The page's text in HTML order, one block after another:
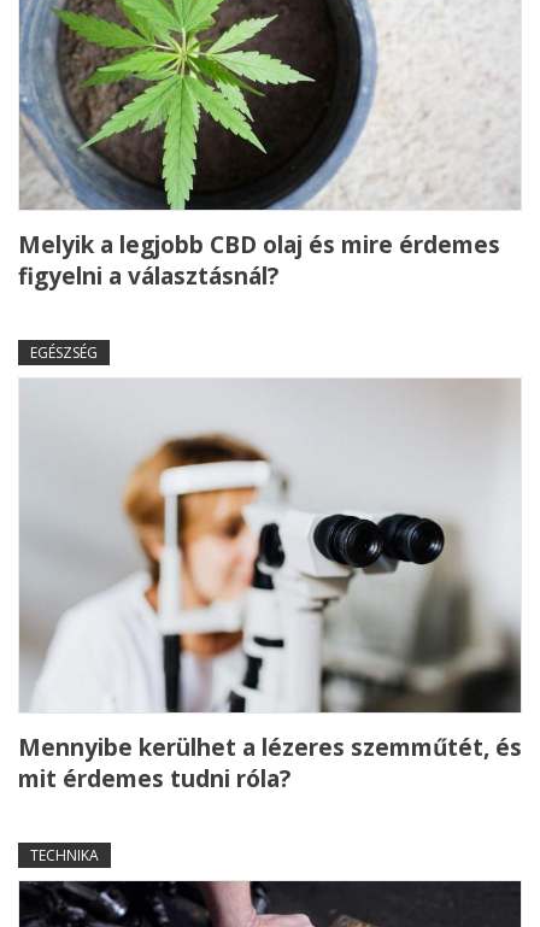
Melyik a legjobb CBD olaj és mire érdemes
figyelni a választásnál?
EGÉSZSÉG
Mennyibe kerülhet a lézeres szemműtét, és
mit érdemes tudni róla?
TECHNIKA